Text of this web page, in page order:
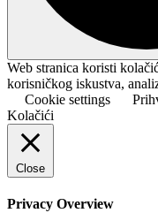
Web stranica koristi
korisničkog iskustva,
Cookie settings
Kolačići
Close
Privacy Overview